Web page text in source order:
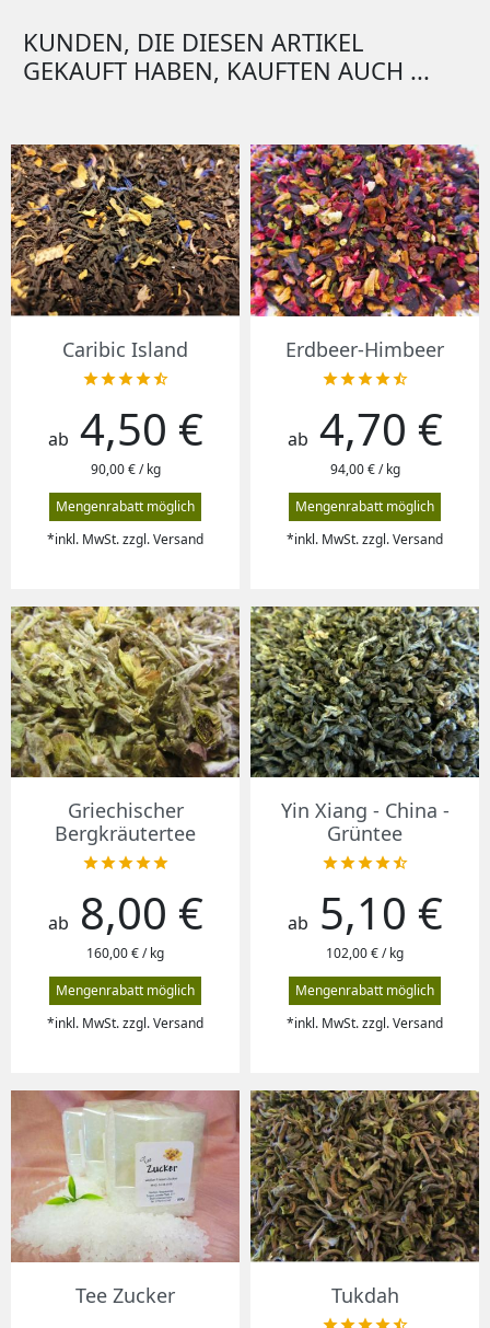
KUNDEN, DIE DIESEN ARTIKEL
GEKAUFT HABEN, KAUFTEN AUCH ...
Caribic Island

Preis
ab 4,50 €
90,00 € / kg
Mengenrabatt möglich
*inkl. MwSt. zzgl. Versand
Erdbeer-Himbeer

Preis
ab 4,70 €
94,00 € / kg
Mengenrabatt möglich
*inkl. MwSt. zzgl. Versand
Griechischer
Bergkräutertee

Preis
ab 8,00 €
160,00 € / kg
Mengenrabatt möglich
*inkl. MwSt. zzgl. Versand
Yin Xiang - China -
Grüntee

Preis
ab 5,10 €
102,00 € / kg
Mengenrabatt möglich
*inkl. MwSt. zzgl. Versand
Tee Zucker Tukdah